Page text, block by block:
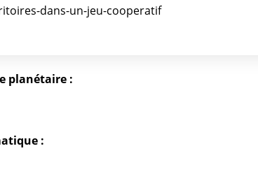
dans-un-jeu-cooperatif
planétaire :
: